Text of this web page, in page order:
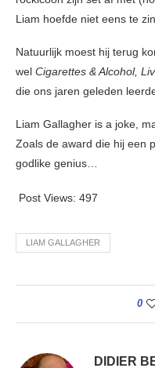
Liam hoefde niet eens te
Natuurlijk moest hij terug
wel Cigarettes & Alcohol,
die ons jaren geleden
Liam Gallagher is a joke,
Zoals de award die hij een
godlike genius…
Post Views: 497
LIAM GALLAGHER
0
DIDIER